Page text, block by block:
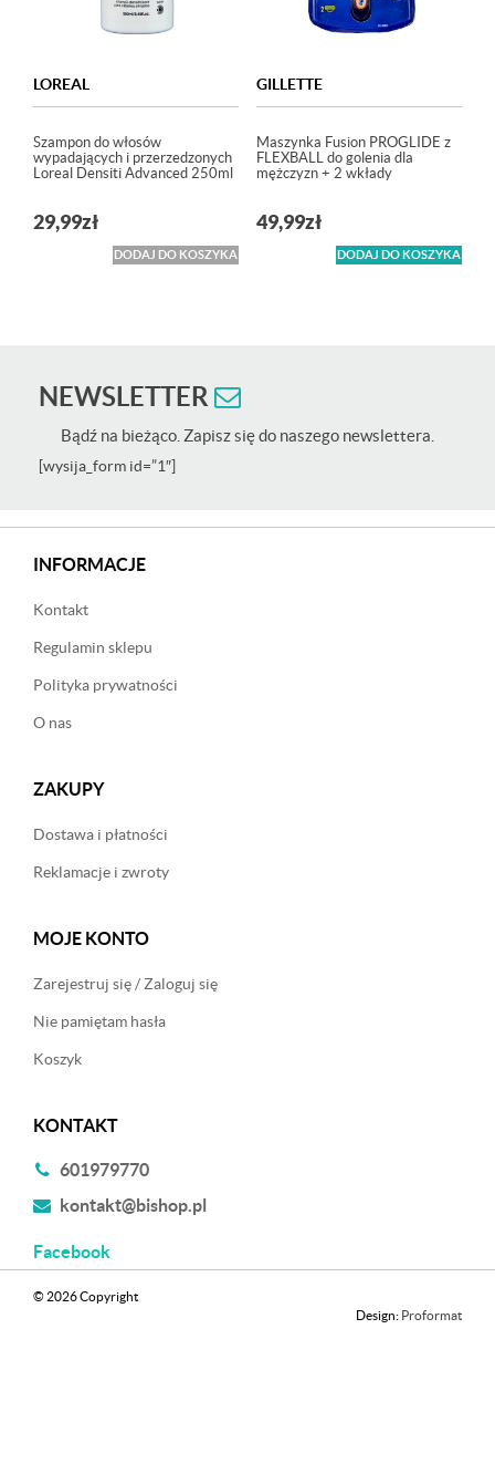
LOREAL
Szampon do włosów
wypadających i przerzedzonych
Loreal Densiti Advanced 250ml
29,99zł
DODAJ DO KOSZYKA
GILLETTE
Maszynka Fusion PROGLIDE z
FLEXBALL do golenia dla
mężczyzn + 2 wkłady
49,99zł
DODAJ DO KOSZYKA
NEWSLETTER
Bądź na bieżąco. Zapisz się do naszego newslettera.
[wysija_form id=”1″]
INFORMACJE
Kontakt
Regulamin sklepu
Polityka prywatności
O nas
ZAKUPY
Dostawa i płatności
Reklamacje i zwroty
MOJE KONTO
Zarejestruj się / Zaloguj się
Nie pamiętam hasła
Koszyk
KONTAKT
601979770
kontakt@bishop.pl
Facebook
© 2026 Copyright
Design: Proformat